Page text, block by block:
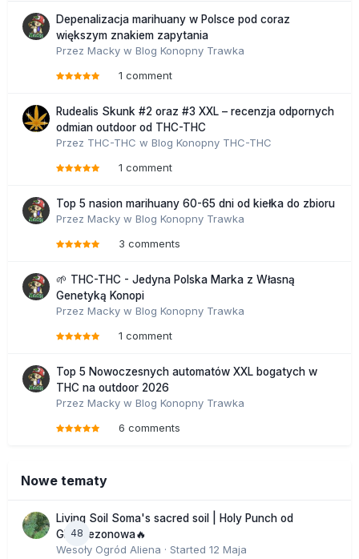
Depenalizacja marihuany w Polsce pod coraz
większym znakiem zapytania
Przez Macky w Blog Konopny Trawka
1 comment
Rudealis Skunk #2 oraz #3 XXL – recenzja odpornych
odmian outdoor od THC-THC
Przez THC-THC w Blog Konopny THC-THC
1 comment
Top 5 nasion marihuany 60-65 dni od kiełka do zbioru
Przez Macky w Blog Konopny Trawka
3 comments
🌱 THC-THC - Jedyna Polska Marka z Własną
Genetyką Konopi
Przez Macky w Blog Konopny Trawka
1 comment
Top 5 Nowoczesnych automatów XXL bogatych w
THC na outdoor 2026
Przez Macky w Blog Konopny Trawka
6 comments
Nowe tematy
48
Living Soil Soma's sacred soil | Holy Punch od
GHS sezonowa🔥
Wesoły Ogród Aliena · Started 12 Maja